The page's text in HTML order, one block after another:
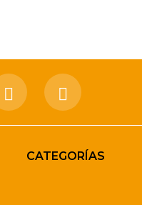
CATEGORÍAS